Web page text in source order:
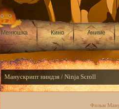
Менюшка Кино Аниме
Манускрипт ниндзя / Ninja Scroll
Фильм